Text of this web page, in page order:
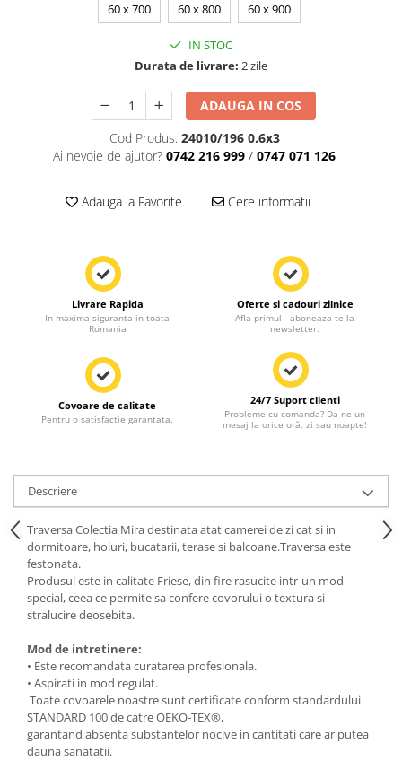
60 x 700 60 x 800 60 x 900
IN STOC
Durata de livrare: 2 zile
ADAUGA IN COS
Cod Produs: 24010/196 0.6x3
Ai nevoie de ajutor? 0742 216 999 / 0747 071 126
Adauga la Favorite Cere informatii
Livrare Rapida
In maxima siguranta in toata
Romania
Oferte si cadouri zilnice
Afla primul - aboneaza-te la
newsletter.
Covoare de calitate
Pentru o satisfactie garantata.
24/7 Suport clienti
Probleme cu comanda? Da-ne un
mesaj la orice oră, zi sau noapte!
Descriere
Traversa Colectia Mira destinata atat camerei de zi cat si in
dormitoare, holuri, bucatarii, terase si balcoane.Traversa este
festonata.
Produsul este in calitate Friese, din fire rasucite intr-un mod
special, ceea ce permite sa confere covorului o textura si
stralucire deosebita.
Mod de intretinere:
• Este recomandata curatarea profesionala.
• Aspirati in mod regulat.
Toate covoarele noastre sunt certificate conform standardului
STANDARD 100 de catre OEKO-TEX®,
garantand absenta substantelor nocive in cantitati care ar putea
dauna sanatatii.